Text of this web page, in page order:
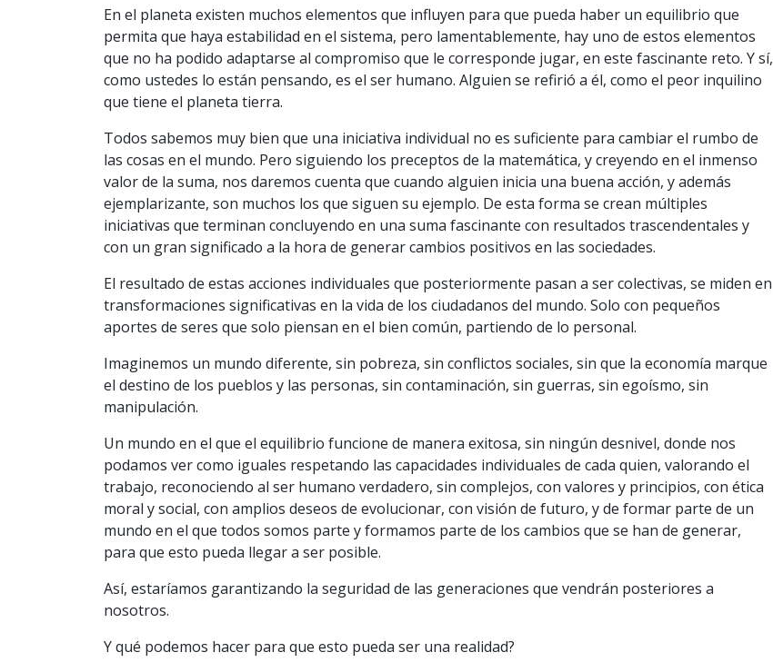
En el planeta existen muchos elementos que influyen para que pueda haber un equilibrio que
permita que haya estabilidad en el sistema, pero lamentablemente, hay uno de estos elementos
que no ha podido adaptarse al compromiso que le corresponde jugar, en este fascinante reto. Y sí,
como ustedes lo están pensando, es el ser humano. Alguien se refirió a él, como el peor inquilino
que tiene el planeta tierra.
Todos sabemos muy bien que una iniciativa individual no es suficiente para cambiar el rumbo de
las cosas en el mundo. Pero siguiendo los preceptos de la matemática, y creyendo en el inmenso
valor de la suma, nos daremos cuenta que cuando alguien inicia una buena acción, y además
ejemplarizante, son muchos los que siguen su ejemplo. De esta forma se crean múltiples
iniciativas que terminan concluyendo en una suma fascinante con resultados trascendentales y
con un gran significado a la hora de generar cambios positivos en las sociedades.
El resultado de estas acciones individuales que posteriormente pasan a ser colectivas, se miden en
transformaciones significativas en la vida de los ciudadanos del mundo. Solo con pequeños
aportes de seres que solo piensan en el bien común, partiendo de lo personal.
Imaginemos un mundo diferente, sin pobreza, sin conflictos sociales, sin que la economía marque
el destino de los pueblos y las personas, sin contaminación, sin guerras, sin egoísmo, sin
manipulación.
Un mundo en el que el equilibrio funcione de manera exitosa, sin ningún desnivel, donde nos
podamos ver como iguales respetando las capacidades individuales de cada quien, valorando el
trabajo, reconociendo al ser humano verdadero, sin complejos, con valores y principios, con ética
moral y social, con amplios deseos de evolucionar, con visión de futuro, y de formar parte de un
mundo en el que todos somos parte y formamos parte de los cambios que se han de generar,
para que esto pueda llegar a ser posible.
Así, estaríamos garantizando la seguridad de las generaciones que vendrán posteriores a
nosotros.
Y qué podemos hacer para que esto pueda ser una realidad?